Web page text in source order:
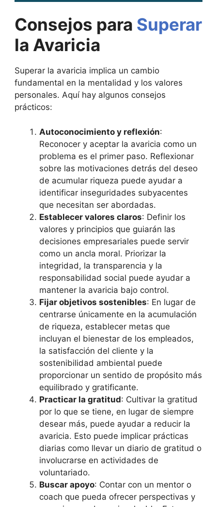
Consejos para Superar
la Avaricia
Superar la avaricia implica un cambio
fundamental en la mentalidad y los valores
personales. Aquí hay algunos consejos
prácticos:
Autoconocimiento y reflexión:
Reconocer y aceptar la avaricia como un
problema es el primer paso. Reflexionar
sobre las motivaciones detrás del deseo
de acumular riqueza puede ayudar a
identificar inseguridades subyacentes
que necesitan ser abordadas.
Establecer valores claros: Definir los
valores y principios que guiarán las
decisiones empresariales puede servir
como un ancla moral. Priorizar la
integridad, la transparencia y la
responsabilidad social puede ayudar a
mantener la avaricia bajo control.
Fijar objetivos sostenibles: En lugar de
centrarse únicamente en la acumulación
de riqueza, establecer metas que
incluyan el bienestar de los empleados,
la satisfacción del cliente y la
sostenibilidad ambiental puede
proporcionar un sentido de propósito más
equilibrado y gratificante.
Practicar la gratitud: Cultivar la gratitud
por lo que se tiene, en lugar de siempre
desear más, puede ayudar a reducir la
avaricia. Esto puede implicar prácticas
diarias como llevar un diario de gratitud o
involucrarse en actividades de
voluntariado.
Buscar apoyo: Contar con un mentor o
coach que pueda ofrecer perspectivas y